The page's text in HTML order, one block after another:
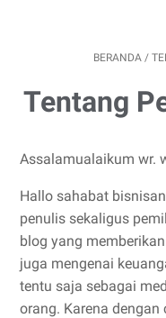
BERANDA /
Tentang
Assalamualaikum wr.
Hallo sahabat
penulis sekaligus
blog yang
juga mengenai
tentu saja sebagai
orang. Karena